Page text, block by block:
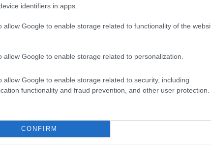
identifiers in apps.
allow Google to enable storage related to functionality of the
allow Google to enable storage related to personalization.
allow Google to enable storage related to security, including
functionality and fraud prevention, and other user protection.
CONFIRM